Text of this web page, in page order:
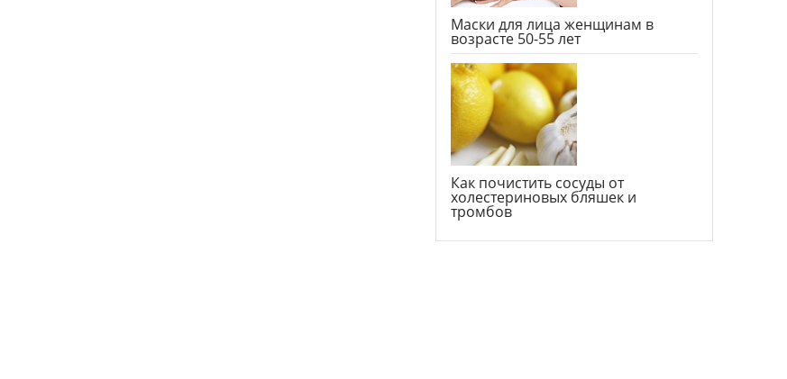
Маски для лица женщинам в
возрасте 50-55 лет
Как почистить сосуды от
холестериновых бляшек и
тромбов